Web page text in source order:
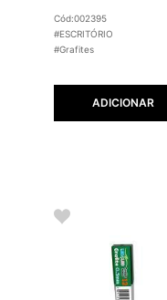
Cód:002395
#ESCRITÓRIO
#Grafites
ADICIONAR